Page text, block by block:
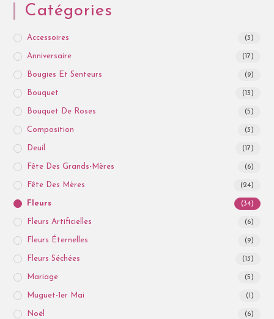
Catégories
Accessoires (3)
Anniversaire (17)
Bougies Et Senteurs (9)
Bouquet (13)
Bouquet De Roses (5)
Composition (3)
Deuil (17)
Fête Des Grands-Mères (6)
Fête Des Mères (24)
Fleurs (34)
Fleurs Artificielles (6)
Fleurs Éternelles (9)
Fleurs Séchées (13)
Mariage (5)
Muguet-1er Mai (1)
Noël (6)